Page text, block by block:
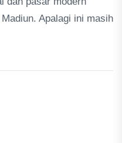
Apalagi ini masih